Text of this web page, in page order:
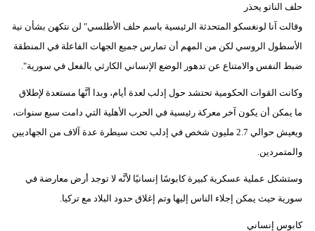
حلف الناتو يحذر
وقالت آنا لونغسكو المتحدثة الرئيسية باسم حلف الأطلسي" لن نتكهن بشأن نية
الأسطول الروسي لكن من المهم أن تمارس جميع الجهات الفاعلة في المنطقة
ضبط النفس والامتناع عن تدهور الوضع الإنساني الكارثي بالفعل في سورية".
وكانت القوات الحكومية تحتشد حول إدلب لعدة أيام، وبدا أنَّها مستعدة لإطلاق
ما يمكن أن يكون آخر معركة رئيسية في الحرب الأهلية التي دامت سبع سنوات،
ويعيش حوالي 2.7 مليون شخص في إدلب تحت سيطرة عدة آلاف من الجهاديين
والمتمردين.
وستشكل عملية عسكرية كبيرة كابوسًا إنسانيًا لأنَّه لا توجد أرض معارضة في
سورية حيث يمكن إجلاء الناس إليها وتم إغلاق حدود البلاد مع تركيا.
كابوس إنساني